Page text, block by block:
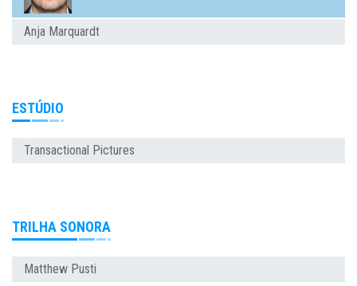
Anja Marquardt
ESTÚDIO
Transactional Pictures
TRILHA SONORA
Matthew Pusti